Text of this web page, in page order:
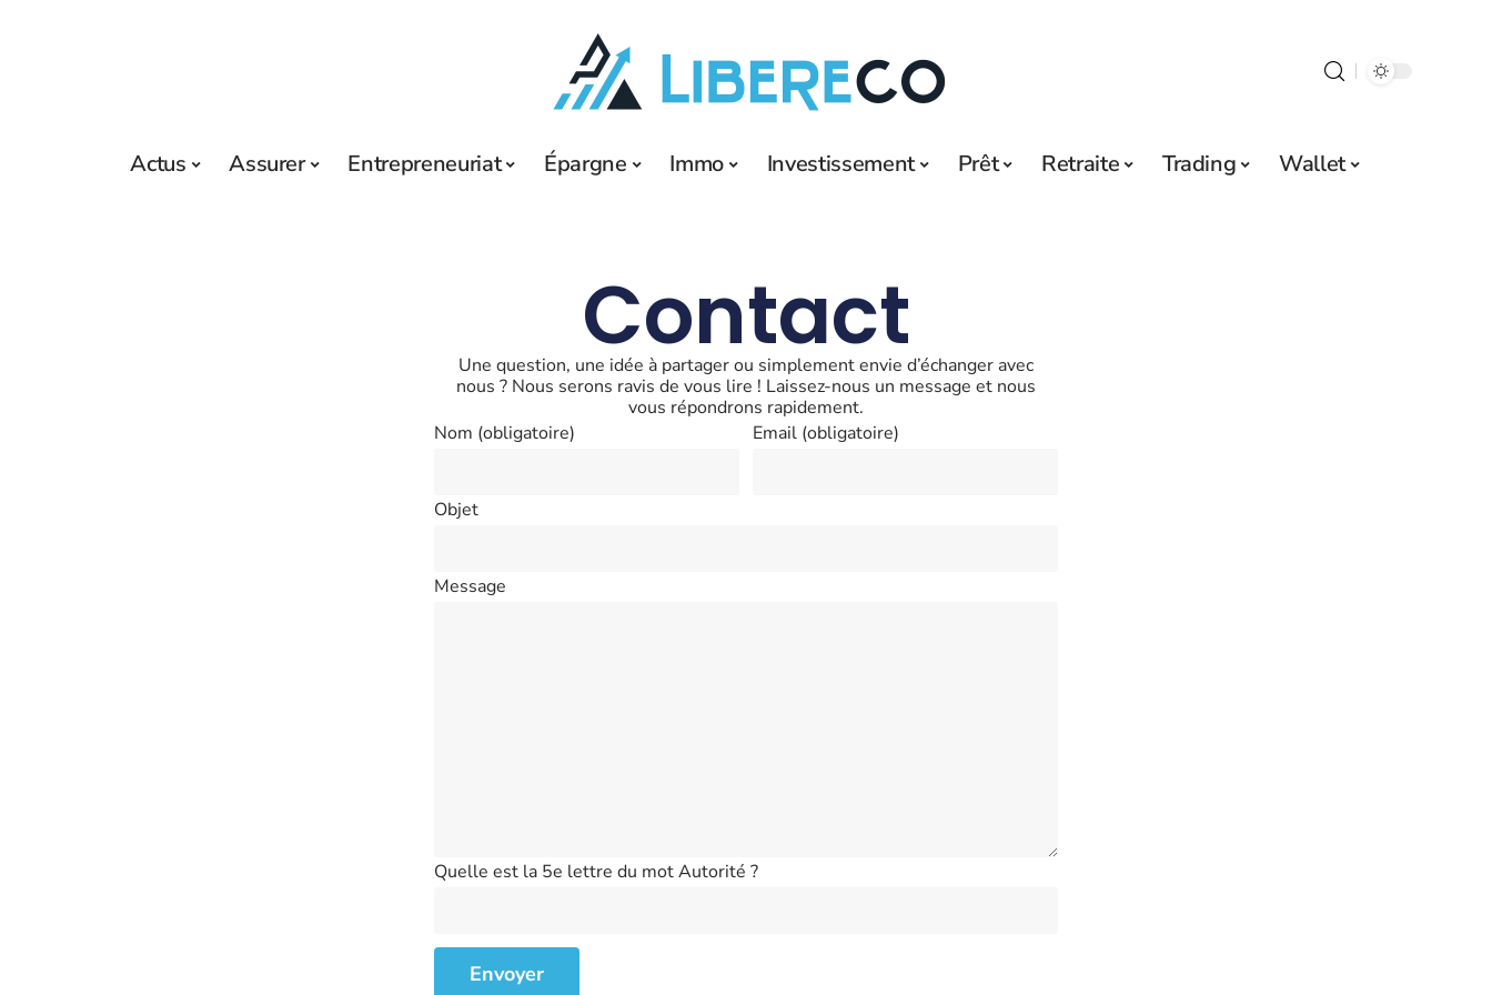
Actus Assurer Entrepreneuriat Épargne Immo Investissement Prêt Retraite Trading Wallet
Contact
Une question, une idée à partager ou simplement envie d’échanger avec
nous ? Nous serons ravis de vous lire ! Laissez-nous un message et nous
vous répondrons rapidement.
Nom (obligatoire)
Email (obligatoire)
Objet
Message
Quelle est la 5e lettre du mot Autorité ?